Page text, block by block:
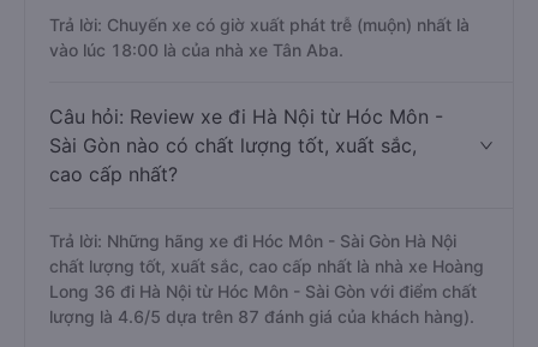
Trả lời: Chuyến xe có giờ xuất phát trễ (muộn) nhất là
vào lúc 18:00 là của nhà xe Tân Aba.
Câu hỏi: Review xe đi Hà Nội từ Hóc Môn -
Sài Gòn nào có chất lượng tốt, xuất sắc,
cao cấp nhất?
Trả lời: Những hãng xe đi Hóc Môn - Sài Gòn Hà Nội
chất lượng tốt, xuất sắc, cao cấp nhất là nhà xe Hoàng
Long 36 đi Hà Nội từ Hóc Môn - Sài Gòn với điểm chất
lượng là 4.6/5 dựa trên 87 đánh giá của khách hàng).